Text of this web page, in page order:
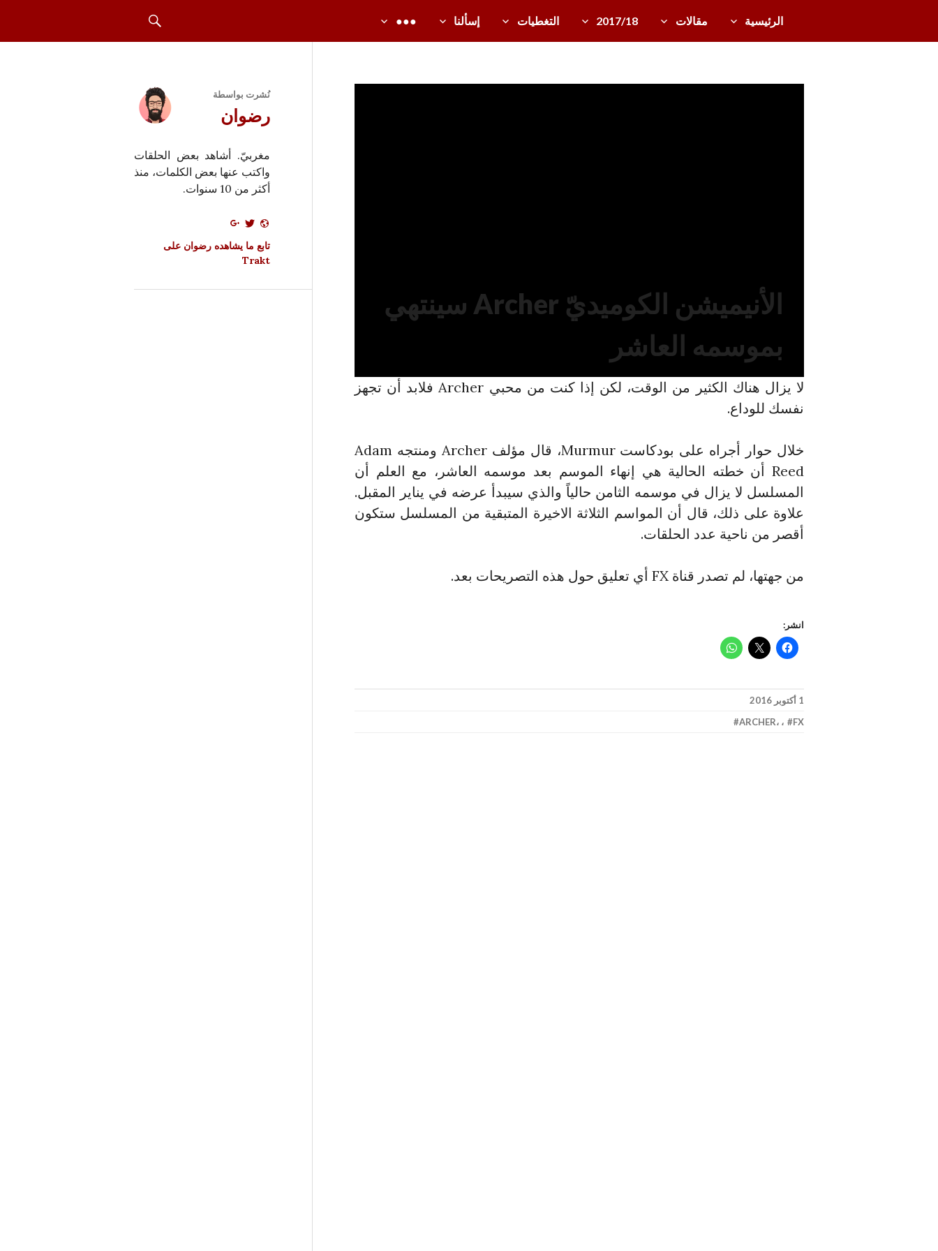
دل
ل
الرئيسية مقالات 2017/18 التغطيات إسألنا ●●●
الأنيميشن الكوميديّ Archer سينتهي
بموسمه العاشر
لا يزال هناك الكثير من الوقت، لكن إذا كنت من محبي Archer فلابد أن تجهز
نفسك للوداع.
خلال حوار أجراه على بودكاست Murmur، قال مؤلف Archer ومنتجه Adam
Reed أن خطته الحالية هي إنهاء الموسم بعد موسمه العاشر، مع العلم أن
المسلسل لا يزال في موسمه الثامن حالياً والذي سيبدأ عرضه في يناير المقبل.
علاوة على ذلك، قال أن المواسم الثلاثة الاخيرة المتبقية من المسلسل ستكون
أقصر من ناحية عدد الحلقات.
من جهتها، لم تصدر قناة FX أي تعليق حول هذه التصريحات بعد.
انشر:
1 أكتوبر 2016
ARCHER، ، FX
نُشرت بواسطة
رضوان
مغربيّ. أشاهد بعض الحلقات
واكتب عنها بعض الكلمات، منذ
أكثر من 10 سنوات.
تابع ما يشاهده رضوان على
Trakt